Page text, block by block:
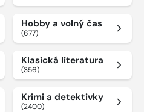
Hobby a volný čas
(677)
Klasická literatura
(356)
Krimi a detektivky
(2400)